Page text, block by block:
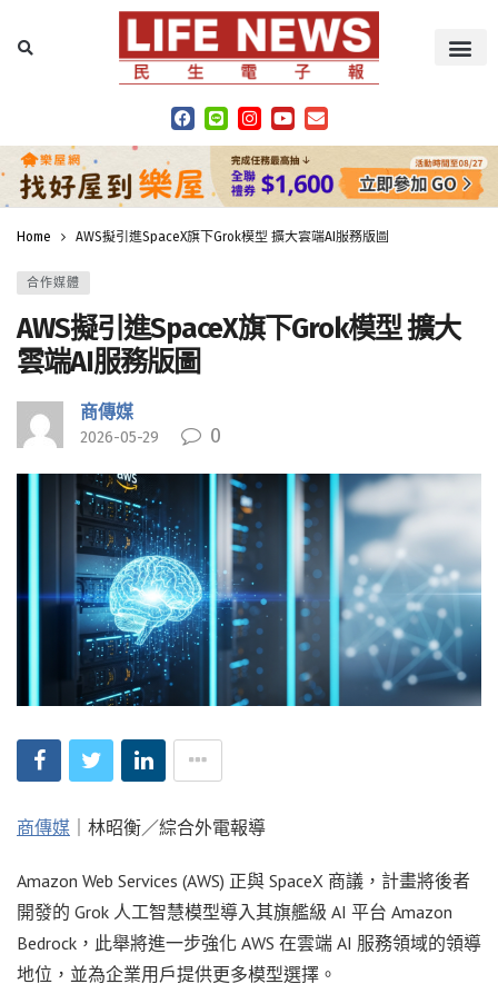
Home AWS擬引進SpaceX旗下Grok模型 擴大雲端AI服務版圖
合作媒體
AWS擬引進SpaceX旗下Grok模型 擴大
雲端AI服務版圖
商傳媒
2026-05-29 0
商傳媒 ｜林昭衡／綜合外電報導
Amazon Web Services (AWS) 正與 SpaceX 商議，計畫將後者
開發的 Grok 人工智慧模型導入其旗艦級 AI 平台 Amazon
Bedrock，此舉將進一步強化 AWS 在雲端 AI 服務領域的領導
地位，並為企業用戶提供更多模型選擇。